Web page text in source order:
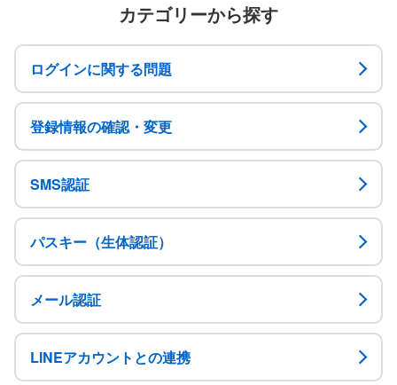
カテゴリーから探す
ログインに関する問題
登録情報の確認・変更
SMS認証
パスキー（生体認証）
メール認証
LINEアカウントとの連携